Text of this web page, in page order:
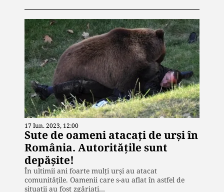
17 Iun. 2023, 12:00
Sute de oameni atacați de urși în
România. Autoritățile sunt
depășite!
În ultimii ani foarte mulți urși au atacat
comunitățile. Oamenii care s-au aflat în astfel de
situații au fost zgâriați…